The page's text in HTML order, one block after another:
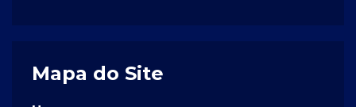
Mapa do Site